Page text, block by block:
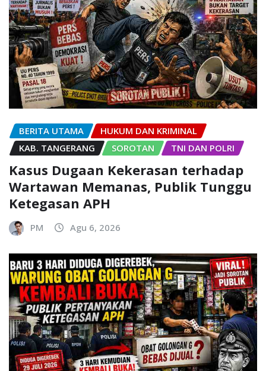
BERITA UTAMA
HUKUM DAN KRIMINAL
KAB. TANGERANG
SOROTAN TNI DAN POLRI
Kasus Dugaan Kekerasan terhadap
Wartawan Memanas, Publik Tunggu
Ketegasan APH
PM Agu 6, 2026